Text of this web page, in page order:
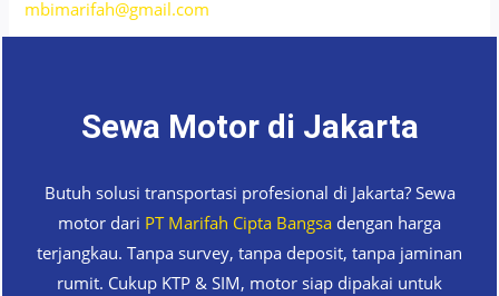
mbimarifah@gmail.com
Sewa Motor di Jakarta
Butuh solusi transportasi profesional di Jakarta? Sewa
motor dari PT Marifah Cipta Bangsa dengan harga
terjangkau. Tanpa survey, tanpa deposit, tanpa jaminan
rumit. Cukup KTP & SIM, motor siap dipakai untuk